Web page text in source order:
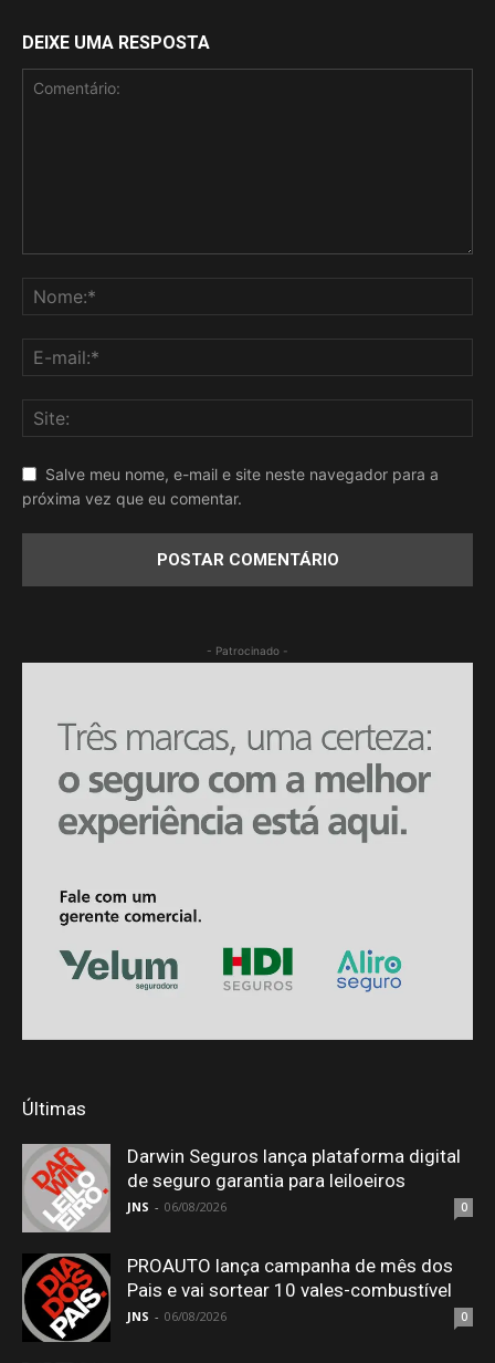
DEIXE UMA RESPOSTA
Salve meu nome, e-mail e site neste navegador para a
próxima vez que eu comentar.
- Patrocinado -
Últimas
Darwin Seguros lança plataforma digital
de seguro garantia para leiloeiros
JNS - 06/08/2026 0
PROAUTO lança campanha de mês dos
Pais e vai sortear 10 vales-combustível
JNS - 06/08/2026 0